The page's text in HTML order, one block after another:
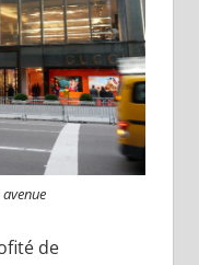
de